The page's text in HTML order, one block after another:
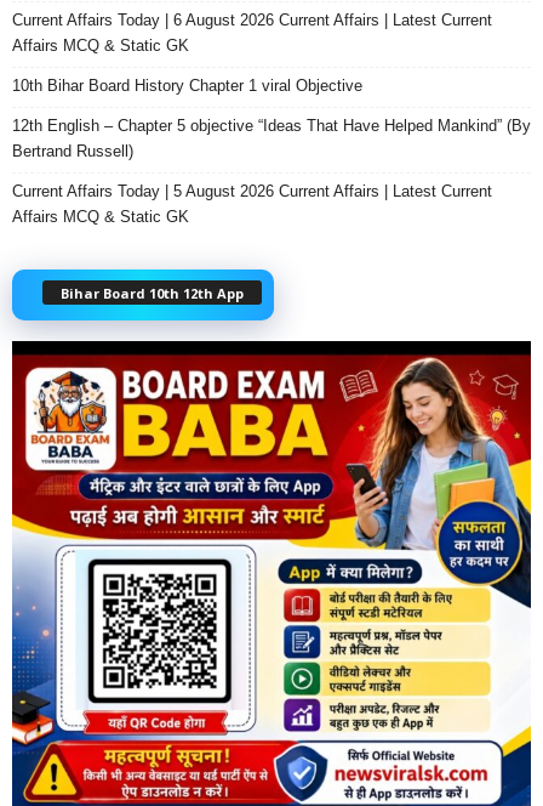
Current Affairs Today | 6 August 2026 Current Affairs | Latest Current
Affairs MCQ & Static GK
10th Bihar Board History Chapter 1 viral Objective
12th English – Chapter 5 objective “Ideas That Have Helped Mankind” (By
Bertrand Russell)
Current Affairs Today | 5 August 2026 Current Affairs | Latest Current
Affairs MCQ & Static GK
Bihar Board 10th 12th App